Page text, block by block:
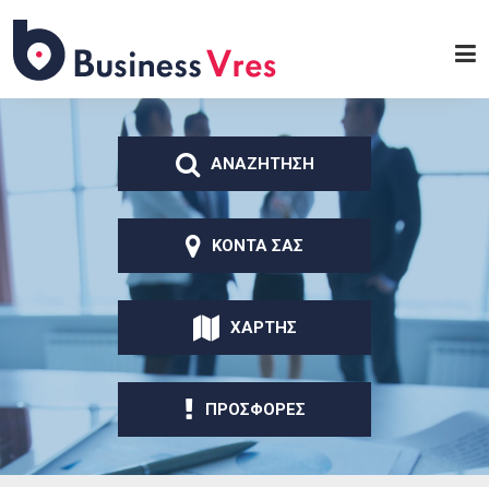
κυρίως περιεχόμενο
Business
ΑΝΑΖΗΤΗΣΗ
ΚΟΝΤΑ ΣΑΣ
ΧΑΡΤΗΣ
ΠΡΟΣΦΟΡΕΣ